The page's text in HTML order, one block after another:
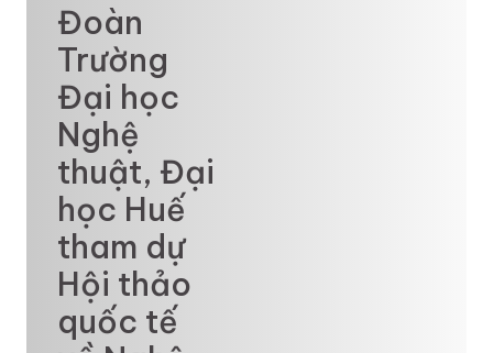
Đoàn
Trường
Đại học
Nghệ
thuật, Đại
học Huế
tham dự
Hội thảo
quốc tế